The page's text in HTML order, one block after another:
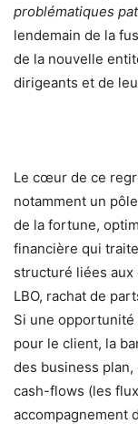
problématiques
lendemain de la
de la nouvelle
dirigeants et de
Le cœur de ce
notamment un
de la fortune,
financière qui
structuré liées aux
LBO, rachat de
Si une
pour le client, la
des business
cash-flows (les
accompagnement